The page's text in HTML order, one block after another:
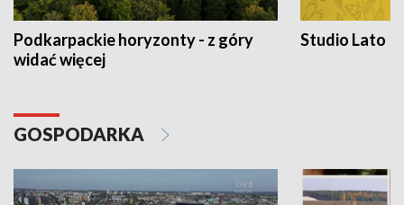
Podkarpackie horyzonty - z góry
widać więcej
Studio Lato
GOSPODARKA